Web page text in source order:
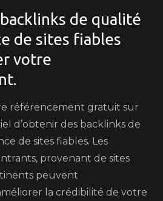
de qualité
de sites fiables
votre
référencement gratuit sur
d’obtenir des backlinks de
de sites fiables. Les
provenant de sites
peuvent
la crédibilité de votre